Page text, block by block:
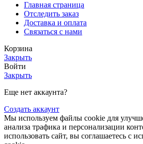
Главная страница
Отследить заказ
Доставка и оплата
Связаться с нами
Корзина
Закрыть
Войти
Закрыть
Еще нет аккаунта?
Создать аккаунт
Мы используем файлы cookie для
анализа трафика и персонализации
использовать сайт, вы соглашаетесь с